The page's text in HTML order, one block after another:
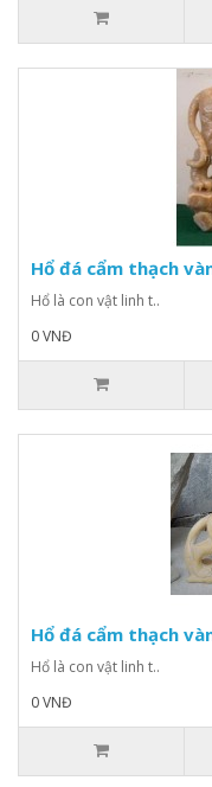
Hổ đá cẩm thạch
Hổ là con vật linh t..
0 VNĐ
Hổ đá cẩm thạch
Hổ là con vật linh t..
0 VNĐ